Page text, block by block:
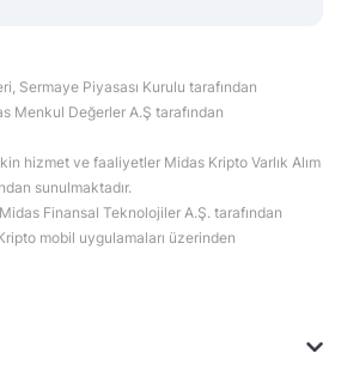
Sermaye Piyasası Kurulu tarafından
Menkul Değerler A.Ş tarafından
hizmet ve faaliyetler Midas Kripto Varlık Alım
sunulmaktadır.
Finansal Teknolojiler A.Ş. tarafından
mobil uygulamaları üzerinden